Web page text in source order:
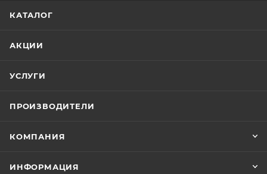
КАТАЛОГ
АКЦИИ
УСЛУГИ
ПРОИЗВОДИТЕЛИ
КОМПАНИЯ
ИНФОРМАЦИЯ